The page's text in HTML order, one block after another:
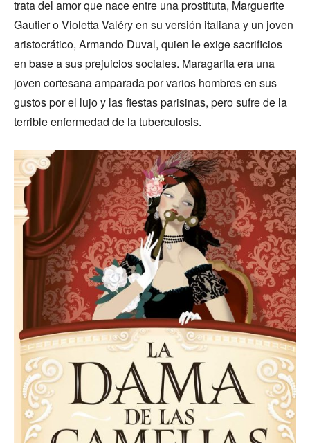
trata del amor que nace entre una prostituta, Marguerite
Gautier o Violetta Valéry en su versión italiana y un joven
aristocrático, Armando Duval, quien le exige sacrificios
en base a sus prejuicios sociales. Maragarita era una
joven cortesana amparada por varios hombres en sus
gustos por el lujo y las fiestas parisinas, pero sufre de la
terrible enfermedad de la tuberculosis.